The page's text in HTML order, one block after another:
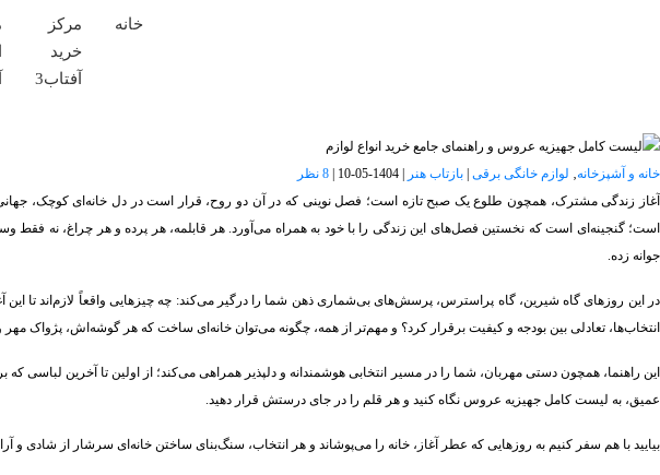
خانه
مرکز
خرید
آفتاب
خانه و آشپزخانه لوازم خانگی برقی | بازتاب هنر |
1404-05-10
| 8 نظر
آغاز زندگی مشترک، همچون طلوع یک صبح تازه است؛ فصل نوینی که در آن دو روح، قرار است در دل خانه‌ای کوچک،
است؛ گنجینه‌ای است که نخستین فصل‌های این زندگی را با خود به همراه می‌آورد. هر قابلمه، هر پرده و هر چراغ، نه
جوانه زده.
در این روزهای گاه شیرین، گاه پراسترس، پرسش‌های بی‌شماری ذهن شما را درگیر می‌کند: چه چیزهایی واقعاً لازم‌اند تا این
انتخاب‌ها، تعادلی بین بودجه و کیفیت برقرار کرد؟ و مهم‌تر از همه، چگونه می‌توان خانه‌ای ساخت که هر گوشه‌اش، پژواک مهر
این راهنما، همچون دستی مهربان، شما را در مسیر انتخابی هوشمندانه و دلپذیر همراهی می‌کند؛ از اولین تا آخرین لباسی
عمیق، به لیست کامل جهیزیه عروس نگاه کنید و هر قلم را در جای درستش قرار دهید.
بیایید با هم سفر کنیم به روزهایی که عطر آغاز، خانه را می‌پوشاند و هر انتخاب، سنگ‌بنای ساختن خانه‌ای سرشار از شادی و